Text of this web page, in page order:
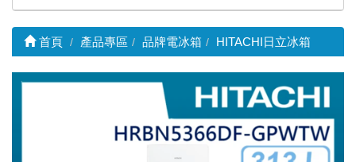
首頁 產品專區 品牌電冰箱 HITACHI日立冰箱